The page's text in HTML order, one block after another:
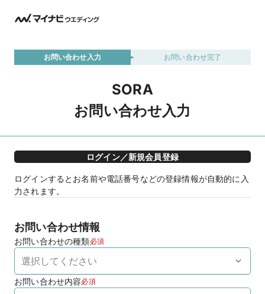
お問い合わせ入力 お問い合わせ完了
SORA
お問い合わせ入力
ログイン／新規会員登録
ログインするとお名前や電話番号などの登録情報が自動的に入
力されます。
お問い合わせ情報
お問い合わせの種類必須
お問い合わせ内容必須